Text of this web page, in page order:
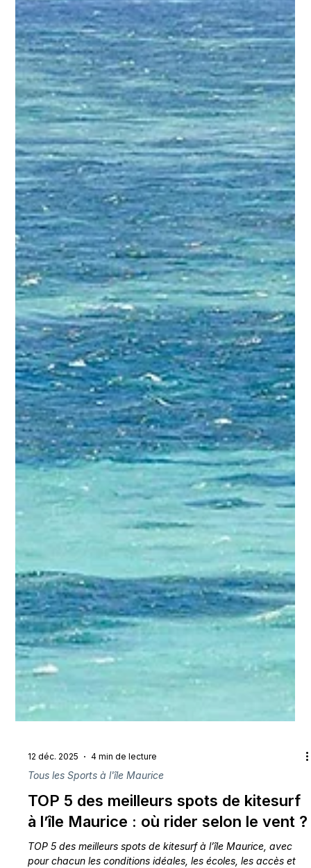
12 déc. 2025 4 min de lecture
Tous les Sports à l'île Maurice